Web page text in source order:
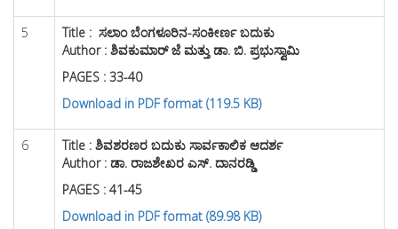
5 Title : ಸಲಾಂ ಬೆಂಗಳೂರಿನ-ಸಂಕೀರ್ಣ ಬದುಕು
Author : ಶಿವಕುಮಾರ್ ಜೆ ಮತ್ತು ಡಾ. ಬಿ. ಪ್ರಭುಸ್ವಾಮಿ
PAGES : 33-40
Download in PDF format (119.5 KB)
6 Title : ಶಿವಶರಣರ ಬದುಕು ಸಾರ್ವಕಾಲಿಕ ಆದರ್ಶ
Author : ಡಾ. ರಾಜಶೇಖರ ಎಸ್. ದಾನರಡ್ಡಿ
PAGES : 41-45
Download in PDF format (89.98 KB)